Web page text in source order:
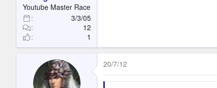
Youtube Master Race
3/3/05
12
1
20/7/12